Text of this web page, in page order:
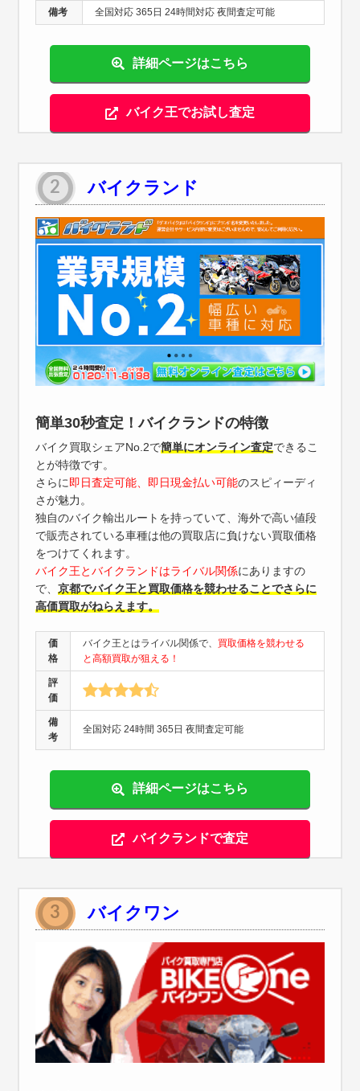
備考 全国対応 365日 24時間対応 夜間査定可能
詳細ページはこちら
バイク王でお試し査定
バイクランド
簡単30秒査定！バイクランドの特徴
バイク買取シェアNo.2で簡単にオンライン査定できるこ
とが特徴です。
さらに 即日査定可能、即日現金払い可能のスピィーディ
さが魅力。
独自のバイク輸出ルートを持っていて、海外で高い値段
で販売されている車種は他の買取店に負けない買取価格
をつけてくれます。
バイク王とバイクランドはライバル関係にありますの
で、 京都でバイク王と買取価格を競わせることでさらに
高価買取がねらえます。
価
格
バイク王とはライバル関係で、 買取価格を競わせる
と高額買取が狙える！
評
価
備
考
全国対応 24時間 365日 夜間査定可能
詳細ページはこちら
バイクランドで査定
バイクワン